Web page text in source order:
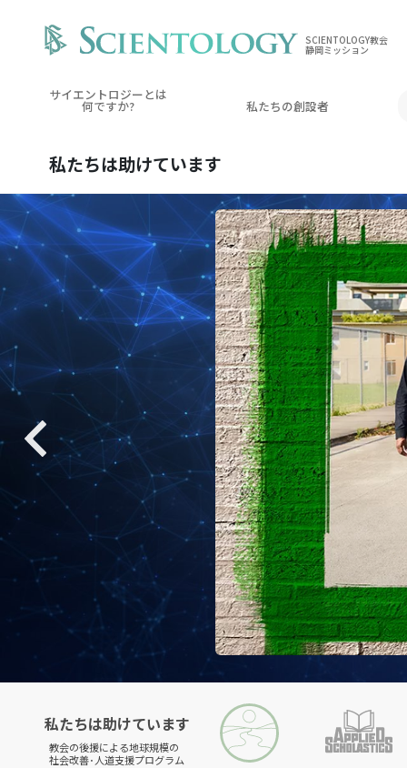
SCIENTOLOGY教会
静岡ミッション
サイエントロジーとは
何ですか? 私たちの創設者
私たちは助けています
私たちは助けています
教会の後援による地球規模の
社会改善･人道支援プログラム